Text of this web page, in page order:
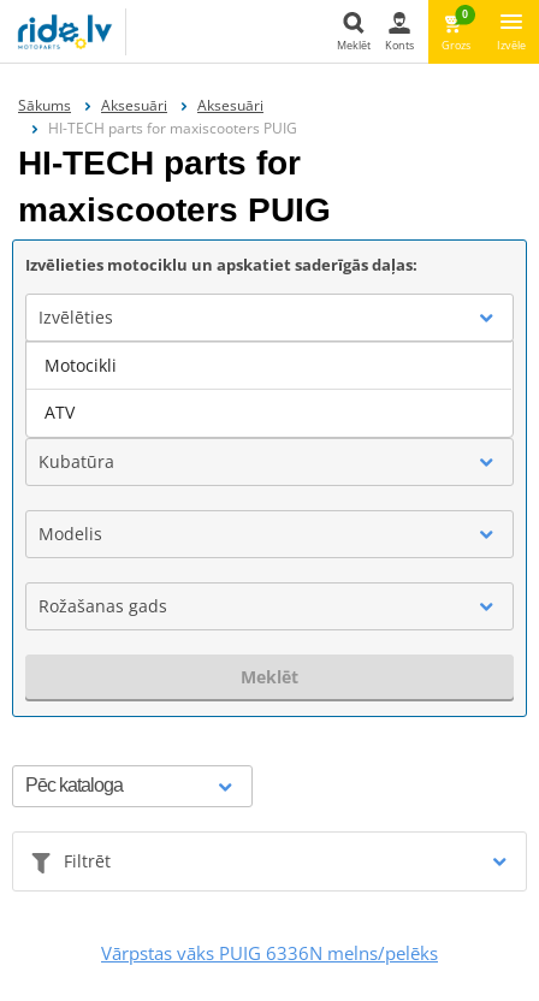
Meklēt Konts
0
Grozs Izvēle
Sākums Aksesuāri
Aksesuāri
HI-TECH parts for maxiscooters PUIG
HI-TECH parts for
maxiscooters PUIG
Izvēlieties motociklu un apskatiet saderīgās daļas:
Izvēlēties
Marka
Kubatūra
Modelis
Rožašanas gads
Meklēt
Filtrēt
Vārpstas vāks PUIG 6336N melns/pelēks
Motocikli
ATV